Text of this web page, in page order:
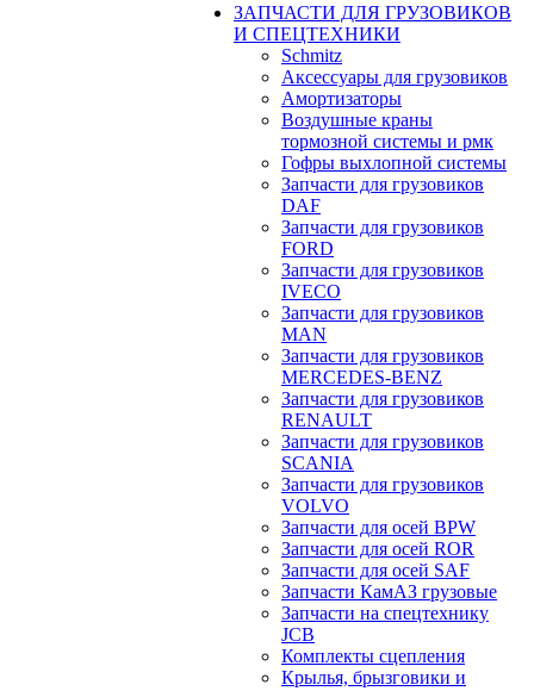
ЗАПЧАСТИ ДЛЯ ГРУЗОВИКОВ
И СПЕЦТЕХНИКИ
Schmitz
Аксессуары для грузовиков
Амортизаторы
Воздушные краны
тормозной системы и рмк
Гофры выхлопной системы
Запчасти для грузовиков
DAF
Запчасти для грузовиков
FORD
Запчасти для грузовиков
IVECO
Запчасти для грузовиков
MAN
Запчасти для грузовиков
MERCEDES-BENZ
Запчасти для грузовиков
RENAULT
Запчасти для грузовиков
SCANIA
Запчасти для грузовиков
VOLVO
Запчасти для осей BPW
Запчасти для осей ROR
Запчасти для осей SAF
Запчасти КамАЗ грузовые
Запчасти на спецтехнику
JCB
Комплекты сцепления
Крылья, брызговики и